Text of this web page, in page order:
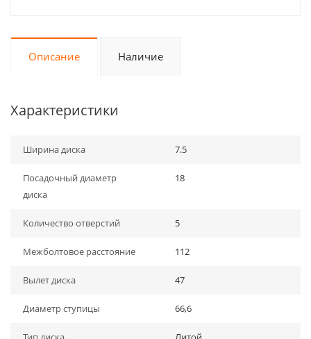
Описание Наличие
Характеристики
Ширина диска 7.5
Посадочный диаметр
диска
18
Количество отверстий 5
Межболтовое расстояние 112
Вылет диска 47
Диаметр ступицы 66,6